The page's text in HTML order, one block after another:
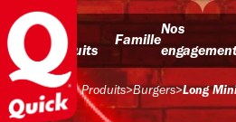
Nos
produits
Famille
Nos
Produits>Burgers>Long